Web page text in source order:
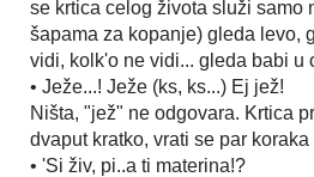
se krtica celog života služi samo
šapama za kopanje) gleda levo,
vidi, kolk'o ne vidi... gleda babi u
• Ježe...! Ježe (ks, ks...) Ej jež!
Ništa, "jež" ne odgovara. Krtica
dvaput kratko, vrati se par
• 'Si živ, pi..a ti materina!?